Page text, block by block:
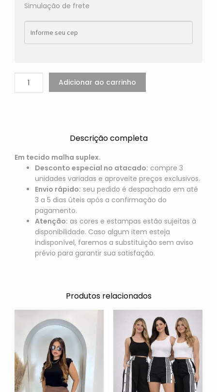
Simulação de frete
Adicionar ao carrinho
Descrição completa
Em tecido malha suplex.
Desconto especial no atacado: compre 3
unidades variadas e aproveite preços exclusivos.
Envio rápido: seu pedido é despachado em até
3 a 5 dias úteis após a confirmação do
pagamento.
Atenção: as cores e estampas estão sujeitas à
disponibilidade. Caso algum item esteja
indisponível, faremos a substituição sem aviso
prévio para garantir sua satisfação.
Produtos relacionados